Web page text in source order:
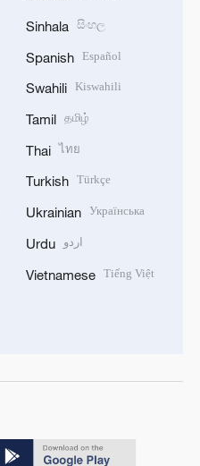
Sinhala සිංහල
Spanish Español
Swahili Kiswahili
Tamil தமிழ்
Thai ไทย
Turkish Türkçe
Ukrainian Українська
Urdu اردو
Vietnamese Tiếng Việt